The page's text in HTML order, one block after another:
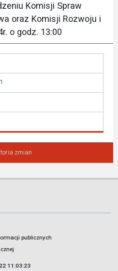
Komisji Spraw
oraz Komisji Rozwoju i
o godz. 13:00
zmian
publicznych
11:03:23